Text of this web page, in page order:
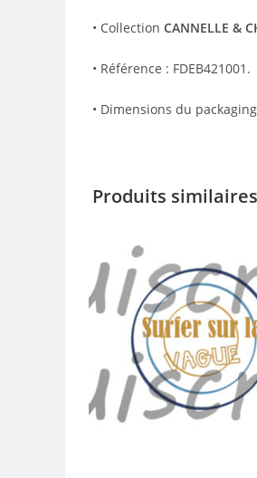
• Collection CANNELLE &
• Référence : FDEB421001.
• Dimensions du
Produits similaires